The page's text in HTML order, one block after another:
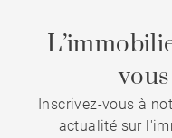
Inscrivez-vous à
actualité sur